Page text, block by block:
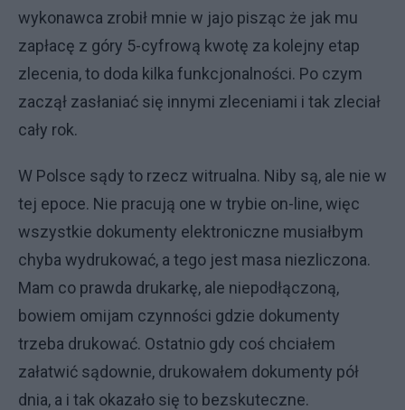
wykonawca zrobił mnie w jajo pisząc że jak mu
zapłacę z góry 5-cyfrową kwotę za kolejny etap
zlecenia, to doda kilka funkcjonalności. Po czym
zaczął zasłaniać się innymi zleceniami i tak zleciał
cały rok.
W Polsce sądy to rzecz witrualna. Niby są, ale nie w
tej epoce. Nie pracują one w trybie on-line, więc
wszystkie dokumenty elektroniczne musiałbym
chyba wydrukować, a tego jest masa niezliczona.
Mam co prawda drukarkę, ale niepodłączoną,
bowiem omijam czynności gdzie dokumenty
trzeba drukować. Ostatnio gdy coś chciałem
załatwić sądownie, drukowałem dokumenty pół
dnia, a i tak okazało się to bezskuteczne.